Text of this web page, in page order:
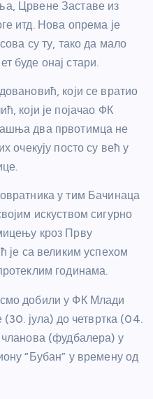
Црвене Заставе из
итд. Нова опрема је
су ту, тако да мало
буде онај стари.
који се вратио
који је појачао ФК
два првотимца не
очекују посто су већ у
у тим Бачинаца
искуством сигурно
кроз Прву
је са великим успехом
годинама.
добили у ФК Млади
јула) до четвртка (04.
(фудбалера) у
“Бубан” у времену од